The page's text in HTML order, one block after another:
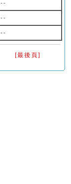
--
--
--
[最後頁]